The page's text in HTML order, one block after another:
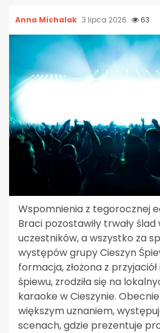
Anna Michalak 3 lipca 2026 63
Wspomnienia z tegorocznej
Braci pozostawiły trwały
uczestników, a wszystko za
występów grupy Cieszyn
formacja, złożona z
śpiewu, zrodziła się na
karaoke w Cieszynie.
większym uznaniem,
scenach, gdzie prezentuje